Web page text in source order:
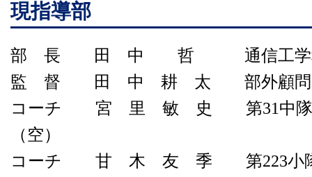
現指導部
部 長 田 中 哲 通信工学科
監 督
田 中 耕 太 部外顧問
コーチ 宮 里 敏 史 第31中隊
（空）
コーチ 甘 木 友 季 第223小隊